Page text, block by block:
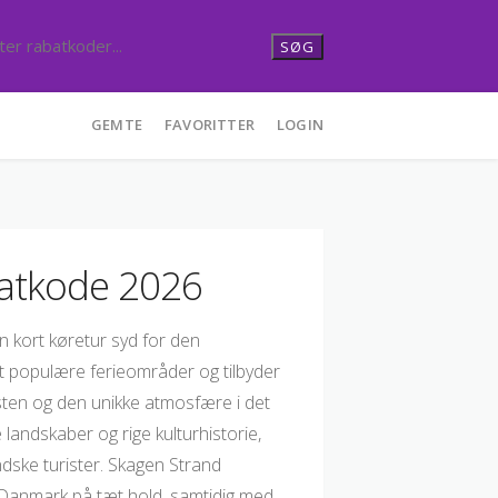
SØG
GEMTE FAVORITTER LOGIN
2026
kort køretur syd for den
populære ferieområder og tilbyder
og den unikke atmosfære i det
og rige kulturhistorie,
turister. Skagen Strand